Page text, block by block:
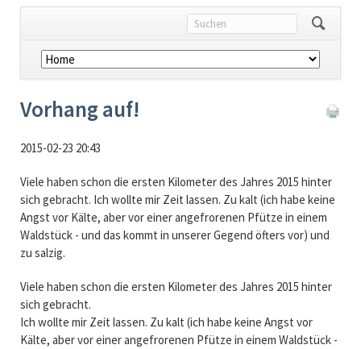
Navigation
überspringen
Vorhang auf!
2015-02-23 20:43
Viele haben schon die ersten Kilometer des Jahres 2015 hinter
sich gebracht. Ich wollte mir Zeit lassen. Zu kalt (ich habe keine
Angst vor Kälte, aber vor einer angefrorenen Pfütze in einem
Waldstück - und das kommt in unserer Gegend öfters vor) und
zu salzig.
Viele haben schon die ersten Kilometer des Jahres 2015 hinter
sich gebracht.
Ich wollte mir Zeit lassen. Zu kalt (ich habe keine Angst vor
Kälte, aber vor einer angefrorenen Pfütze in einem Waldstück -